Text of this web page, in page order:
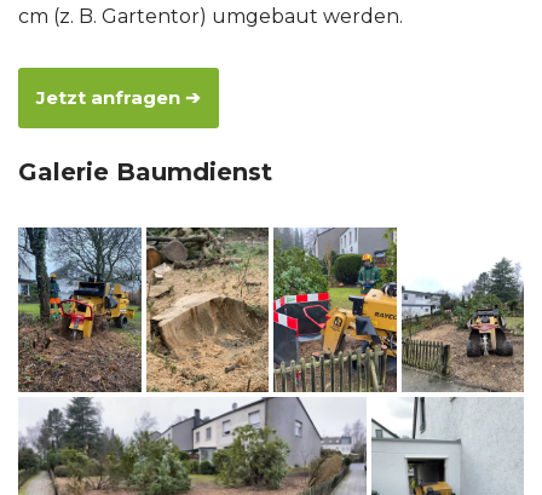
cm (z. B. Gartentor) umgebaut werden.
Jetzt anfragen ➔
Galerie Baumdienst